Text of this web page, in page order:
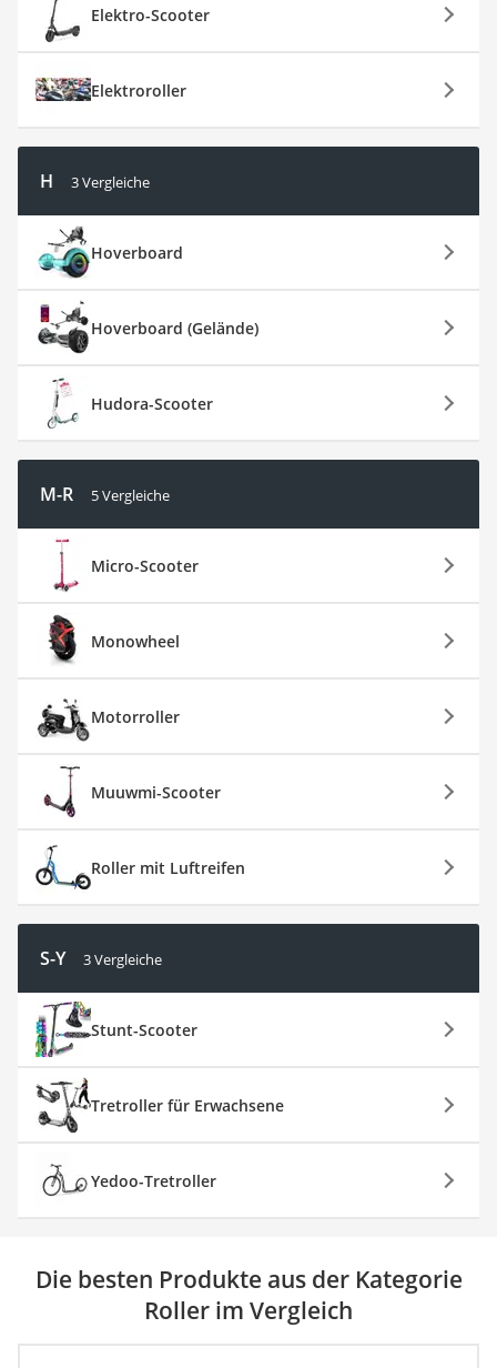
Elektro-Scooter
Elektroroller
H 3 Vergleiche
Hoverboard
Hoverboard (Gelände)
Hudora-Scooter
M-R 5 Vergleiche
Micro-Scooter
Monowheel
Motorroller
Muuwmi-Scooter
Roller mit Luftreifen
S-Y 3 Vergleiche
Stunt-Scooter
Tretroller für Erwachsene
Yedoo-Tretroller
Die besten Produkte aus der Kategorie
Roller im Vergleich